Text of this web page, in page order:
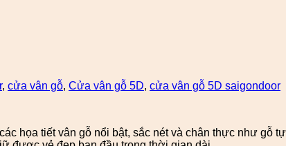
, cửa vân gỗ, Cửa vân gỗ 5D, cửa vân gỗ 5D saigondoor
họa tiết vân gỗ nổi bật, sắc nét và chân thực như gỗ